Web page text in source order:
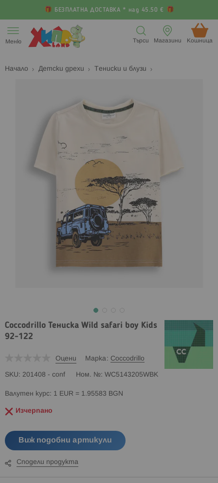
БЕЗПЛАТНА ДОСТАВКА * над 45.50 €
към
съдържанието
Меню Кошница (
Магазини
Търси
Начало Детски дрехи Тениски и блузи
изображенията
Coccodrillo Тениска Wild safari boy Kids
92-122
Оцени Марка Coccodrillo
SKU 201408 - conf Ном. № WC5143205WBK
Валутен курс: 1 EUR = 1.95583 BGN
Изчерпано
Виж подобни артикули
Сподели продукта